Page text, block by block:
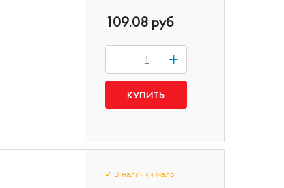
109.08 руб
+
✓ В наличии мало